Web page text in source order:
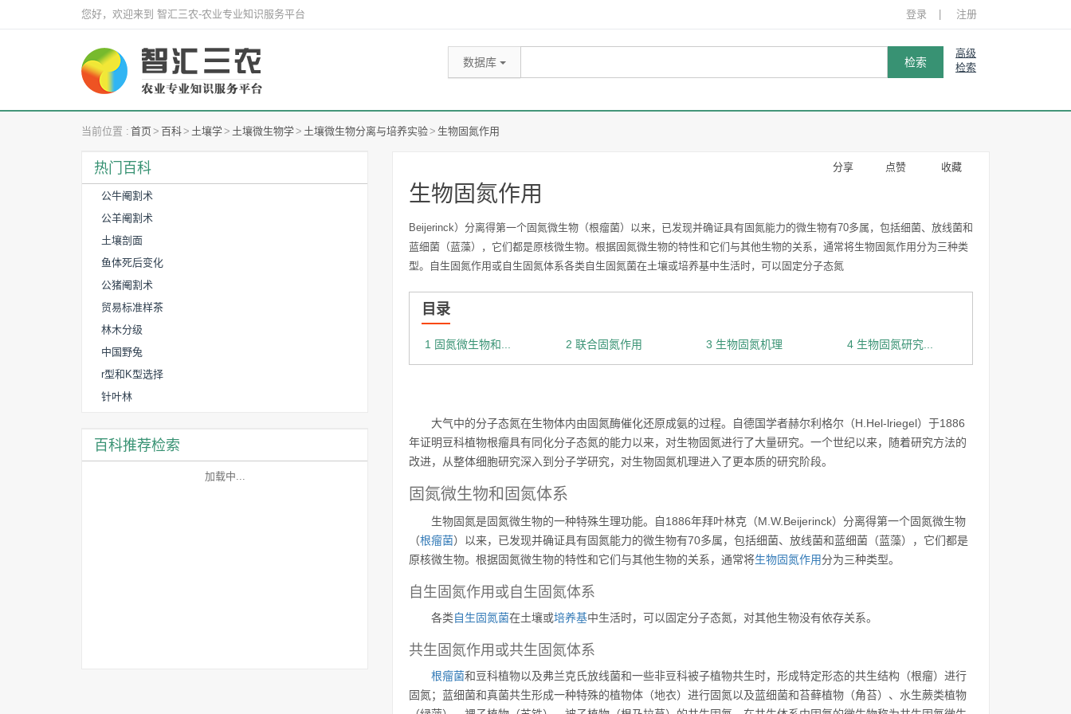
您好，欢迎来到 智汇三农-农业专业知识服务平台 登录 注册
百科
高级
检索
当前位置 : 首页 > 百科> 土壤学> 土壤微生物学> 土壤微生物分离与培养实验> 生物固氮作用
热门百科
公牛阉割术
公羊阉割术
土壤剖面
鱼体死后变化
公猪阉割术
贸易标准样茶
林木分级
中国野兔
r型和K型选择
针叶林
百科推荐检索
加载中...
收藏
点赞
分享
生物固氮作用
Beijerinck）分离得第一个固氮微生物（根瘤菌）以来，已发现并确证具有固氮能力的微生物有70多属，包括细菌、放线菌和
蓝细菌（蓝藻），它们都是原核微生物。根据固氮微生物的特性和它们与其他生物的关系，通常将生物固氮作用分为三种类
型。自生固氮作用或自生固氮体系各类自生固氮菌在土壤或培养基中生活时，可以固定分子态氮
目录
1 固氮微生物和... 2 联合固氮作用 3 生物固氮机理 4 生物固氮研究...
大气中的分子态氮在生物体内由固氮酶催化还原成氨的过程。自德国学者赫尔利格尔（H.Hel-lriegel）于1886
年证明豆科植物根瘤具有同化分子态氮的能力以来，对生物固氮进行了大量研究。一个世纪以来，随着研究方法的
改进，从整体细胞研究深入到分子学研究，对生物固氮机理进入了更本质的研究阶段。
固氮微生物和固氮体系
生物固氮是固氮微生物的一种特殊生理功能。自1886年拜叶林克（M.W.Beijerinck）分离得第一个固氮微生物
（根瘤菌）以来，已发现并确证具有固氮能力的微生物有70多属，包括细菌、放线菌和蓝细菌（蓝藻），它们都是
原核微生物。根据固氮微生物的特性和它们与其他生物的关系，通常将生物固氮作用分为三种类型。
自生固氮作用或自生固氮体系
各类自生固氮菌在土壤或培养基中生活时，可以固定分子态氮，对其他生物没有依存关系。
共生固氮作用或共生固氮体系
根瘤菌和豆科植物以及弗兰克氏放线菌和一些非豆科被子植物共生时，形成特定形态的共生结构（根瘤）进行
固氮；蓝细菌和真菌共生形成一种特殊的植物体（地衣）进行固氮以及蓝细菌和苔藓植物（角苔）、水生蕨类植物